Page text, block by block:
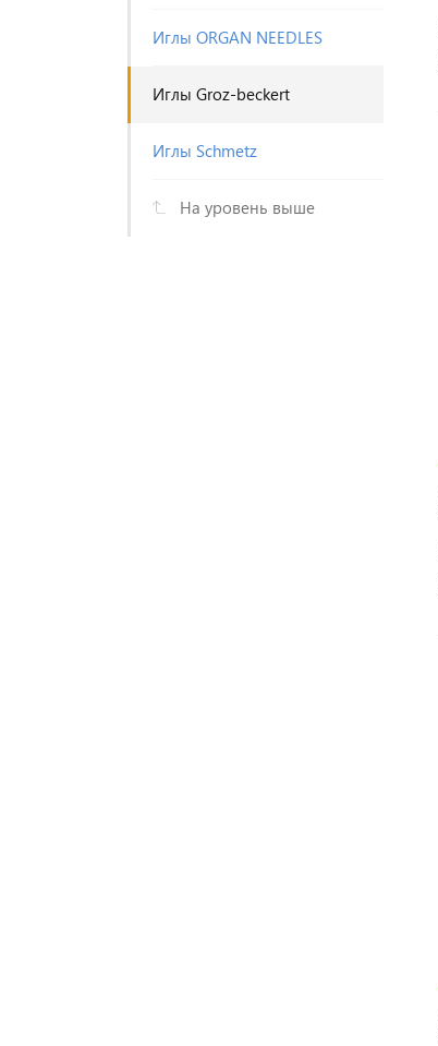
Иглы ORGAN NEEDLES
Иглы Groz-beckert
Иглы Schmetz
На уровень выше